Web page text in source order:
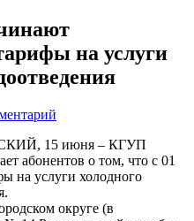
на услуги
15 июня – КГУП
абонентов о том, что с 01
на услуги холодного
округе (в